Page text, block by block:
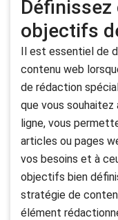
objectifs
Il est essentiel de
contenu web
de rédaction
que vous
ligne, vous
articles ou pages
vos besoins et à
objectifs bien
stratégie de
élément